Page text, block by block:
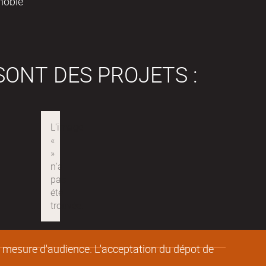
d'audience. L'acceptation du dépot de
DES PROJETS :